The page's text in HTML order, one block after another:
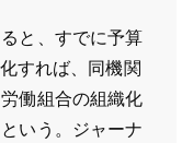
と、すでに予算
すれば、同機関
働組合の組織化
いう。ジャーナ